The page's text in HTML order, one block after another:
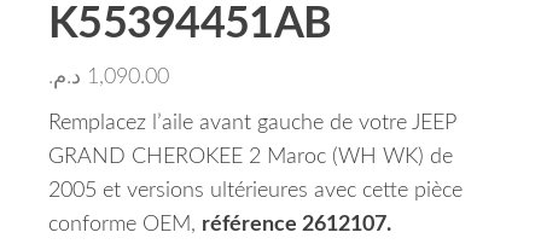
K55394451AB
1,090.00 د.م.
Remplacez l’aile avant gauche de votre JEEP
GRAND CHEROKEE 2 Maroc (WH WK) de
2005 et versions ultérieures avec cette pièce
conforme OEM, référence 2612107.